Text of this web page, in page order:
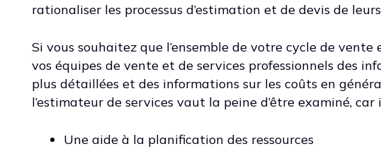
rationaliser les processus d’estimation et de devis de
Si vous souhaitez que l’ensemble de votre cycle de
vos équipes de vente et de services professionnels des
plus détaillées et des informations sur les coûts en
l’estimateur de services vaut la peine d’être examiné, car
Une aide à la planification des ressources